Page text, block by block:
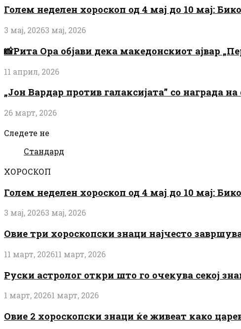
Голем неделен хороскоп од 4 мај до 10 мај:
3 мај, 20263 мај, 2026
📸Рита Ора објави дека македонскиот ајвар
11 април, 2026
„Јон Вардар против галаксијата” со награда
26 март, 2026
Следете не
Стандард
ХОРОСКОП
Голем неделен хороскоп од 4 мај до 10 мај:
3 мај, 20263 мај, 2026
Овие три хороскопски знаци најчесто
11 март, 202611 март, 2026
Руски астролог откри што го очекува секој
1 март, 20261 март, 2026
Овие 2 хороскопски знаци ќе живеат како